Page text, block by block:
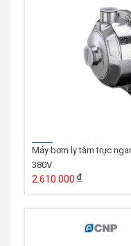
Máy bơm ly tâm trục
380V
2.610.000